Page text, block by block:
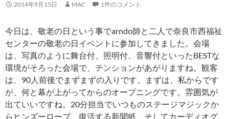
2014年9月15日 MAC 1件のコメント
今日は、敬老の日という事でarndo師と二人で奈良市西福祉
センターの敬老の日イベントに参加してきました。会場
は、写真のように舞台付、照明付、音響付といったBESTな
環境がそろった会場で、テンションがあがりますね。観客
は、90人前後でまずまずの入りです。まずは、私からです
が、何と幕が上がってからのオープニングです。雰囲気が
出ていいですね。20分担当でいつものステージマジックか
らヒンズーロープ、復活する新聞紙、そしてカーディオグ